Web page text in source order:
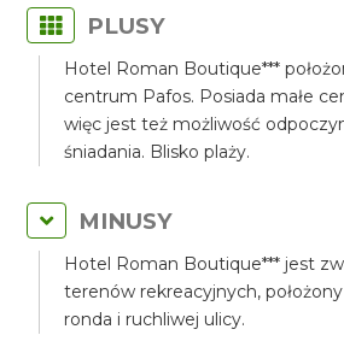
PLUSY
Hotel Roman Boutique***
centrum Pafos. Posiada małe
więc jest też możliwość
śniadania. Blisko plaży.
MINUSY
Hotel Roman Boutique*** jest
terenów rekreacyjnych,
ronda i ruchliwej ulicy.